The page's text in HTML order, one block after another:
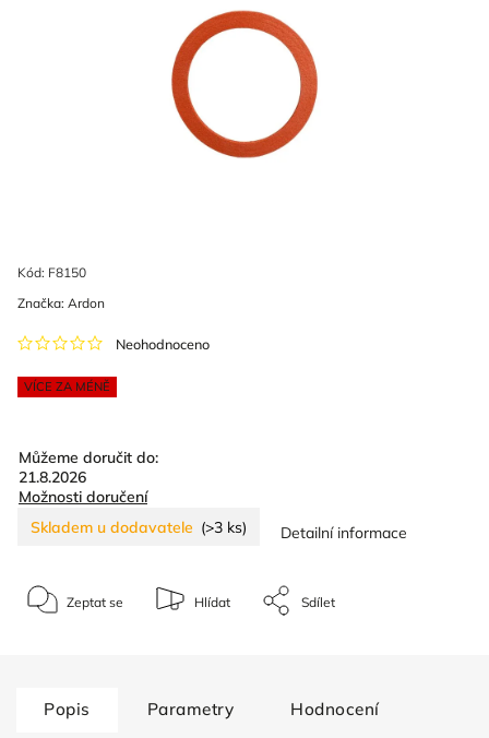
Kód: F8150
VÍCE ZA MÉNĚ
Neohodnoceno
Značka: Ardon
Můžeme doručit do:
21.8.2026
Možnosti doručení
Skladem u dodavatele (>3 ks) Detailní informace
Zeptat se Hlídat Sdílet
Popis Parametry Hodnocení